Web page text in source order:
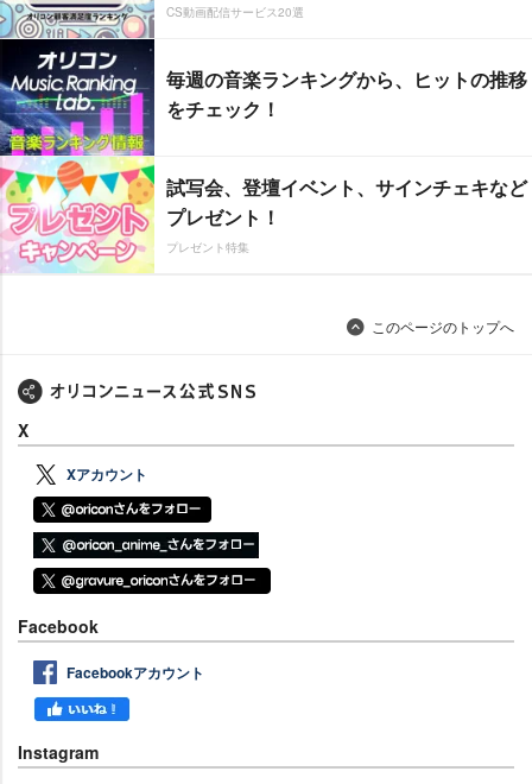
CS動画配信サービス20選
毎週の音楽ランキングから、ヒットの推移
をチェック！
試写会、登壇イベント、サインチェキなど
プレゼント！
プレゼント特集
このページのトップへ
X
Xアカウント
Facebook
Facebookアカウント
Instagram